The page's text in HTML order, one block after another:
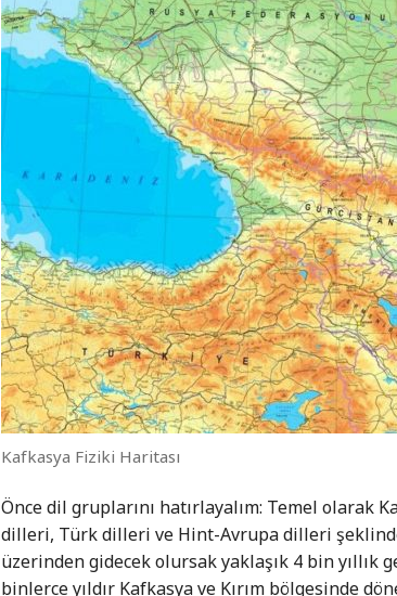
Kafkasya Fiziki Haritası
Önce dil gruplarını hatırlayalım: Temel olarak
dilleri, Türk dilleri ve Hint-Avrupa dilleri
üzerinden gidecek olursak yaklaşık 4 bin
binlerce yıldır Kafkasya ve Kırım bölgesinde